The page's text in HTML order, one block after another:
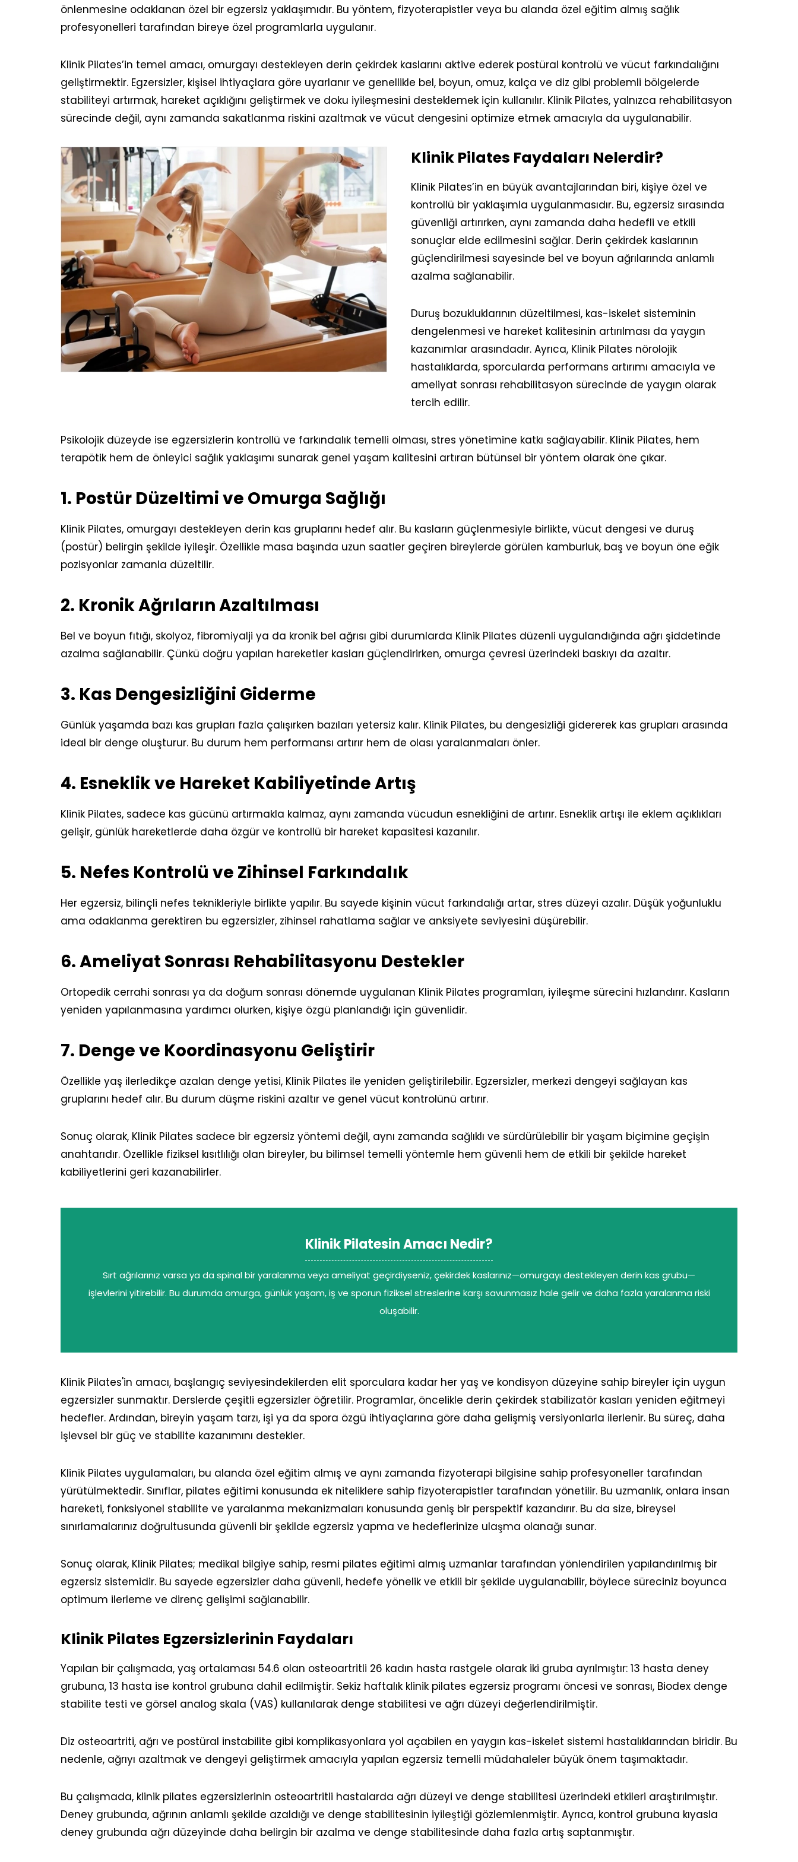
önlenmesine odaklanan özel bir egzersiz yaklaşımıdır. Bu yöntem, fizyoterapistler veya bu alanda özel eğitim almış sağlık
profesyonelleri tarafından bireye özel programlarla uygulanır.
Klinik Pilates’in temel amacı, omurgayı destekleyen derin çekirdek kaslarını aktive ederek postüral kontrolü ve vücut farkındalığını
geliştirmektir. Egzersizler, kişisel ihtiyaçlara göre uyarlanır ve genellikle bel, boyun, omuz, kalça ve diz gibi problemli bölgelerde
stabiliteyi artırmak, hareket açıklığını geliştirmek ve doku iyileşmesini desteklemek için kullanılır. Klinik Pilates, yalnızca rehabilitasyon
sürecinde değil, aynı zamanda sakatlanma riskini azaltmak ve vücut dengesini optimize etmek amacıyla da uygulanabilir.
Klinik Pilates Faydaları Nelerdir?
Klinik Pilates’in en büyük avantajlarından biri, kişiye özel ve
kontrollü bir yaklaşımla uygulanmasıdır. Bu, egzersiz sırasında
güvenliği artırırken, aynı zamanda daha hedefli ve etkili
sonuçlar elde edilmesini sağlar. Derin çekirdek kaslarının
güçlendirilmesi sayesinde bel ve boyun ağrılarında anlamlı
azalma sağlanabilir.
Duruş bozukluklarının düzeltilmesi, kas-iskelet sisteminin
dengelenmesi ve hareket kalitesinin artırılması da yaygın
kazanımlar arasındadır. Ayrıca, Klinik Pilates nörolojik
hastalıklarda, sporcularda performans artırımı amacıyla ve
ameliyat sonrası rehabilitasyon sürecinde de yaygın olarak
tercih edilir.
Psikolojik düzeyde ise egzersizlerin kontrollü ve farkındalık temelli olması, stres yönetimine katkı sağlayabilir. Klinik Pilates, hem
terapötik hem de önleyici sağlık yaklaşımı sunarak genel yaşam kalitesini artıran bütünsel bir yöntem olarak öne çıkar.
1. Postür Düzeltimi ve Omurga Sağlığı
Klinik Pilates, omurgayı destekleyen derin kas gruplarını hedef alır. Bu kasların güçlenmesiyle birlikte, vücut dengesi ve duruş
(postür) belirgin şekilde iyileşir. Özellikle masa başında uzun saatler geçiren bireylerde görülen kamburluk, baş ve boyun öne eğik
pozisyonlar zamanla düzeltilir.
2. Kronik Ağrıların Azaltılması
Bel ve boyun fıtığı, skolyoz, fibromiyalji ya da kronik bel ağrısı gibi durumlarda Klinik Pilates düzenli uygulandığında ağrı şiddetinde
azalma sağlanabilir. Çünkü doğru yapılan hareketler kasları güçlendirirken, omurga çevresi üzerindeki baskıyı da azaltır.
3. Kas Dengesizliğini Giderme
Günlük yaşamda bazı kas grupları fazla çalışırken bazıları yetersiz kalır. Klinik Pilates, bu dengesizliği gidererek kas grupları arasında
ideal bir denge oluşturur. Bu durum hem performansı artırır hem de olası yaralanmaları önler.
4. Esneklik ve Hareket Kabiliyetinde Artış
Klinik Pilates, sadece kas gücünü artırmakla kalmaz, aynı zamanda vücudun esnekliğini de artırır. Esneklik artışı ile eklem açıklıkları
gelişir, günlük hareketlerde daha özgür ve kontrollü bir hareket kapasitesi kazanılır.
5. Nefes Kontrolü ve Zihinsel Farkındalık
Her egzersiz, bilinçli nefes teknikleriyle birlikte yapılır. Bu sayede kişinin vücut farkındalığı artar, stres düzeyi azalır. Düşük yoğunluklu
ama odaklanma gerektiren bu egzersizler, zihinsel rahatlama sağlar ve anksiyete seviyesini düşürebilir.
6. Ameliyat Sonrası Rehabilitasyonu Destekler
Ortopedik cerrahi sonrası ya da doğum sonrası dönemde uygulanan Klinik Pilates programları, iyileşme sürecini hızlandırır. Kasların
yeniden yapılanmasına yardımcı olurken, kişiye özgü planlandığı için güvenlidir.
7. Denge ve Koordinasyonu Geliştirir
Özellikle yaş ilerledikçe azalan denge yetisi, Klinik Pilates ile yeniden geliştirilebilir. Egzersizler, merkezi dengeyi sağlayan kas
gruplarını hedef alır. Bu durum düşme riskini azaltır ve genel vücut kontrolünü artırır.
Sonuç olarak, Klinik Pilates sadece bir egzersiz yöntemi değil, aynı zamanda sağlıklı ve sürdürülebilir bir yaşam biçimine geçişin
anahtarıdır. Özellikle fiziksel kısıtlılığı olan bireyler, bu bilimsel temelli yöntemle hem güvenli hem de etkili bir şekilde hareket
kabiliyetlerini geri kazanabilirler.
Klinik Pilatesin Amacı Nedir?
Sırt ağrılarınız varsa ya da spinal bir yaralanma veya ameliyat geçirdiyseniz, çekirdek kaslarınız—omurgayı destekleyen derin kas grubu—
işlevlerini yitirebilir. Bu durumda omurga, günlük yaşam, iş ve sporun fiziksel streslerine karşı savunmasız hale gelir ve daha fazla yaralanma riski
oluşabilir.
Klinik Pilates'in amacı, başlangıç seviyesindekilerden elit sporculara kadar her yaş ve kondisyon düzeyine sahip bireyler için uygun
egzersizler sunmaktır. Derslerde çeşitli egzersizler öğretilir. Programlar, öncelikle derin çekirdek stabilizatör kasları yeniden eğitmeyi
hedefler. Ardından, bireyin yaşam tarzı, işi ya da spora özgü ihtiyaçlarına göre daha gelişmiş versiyonlarla ilerlenir. Bu süreç, daha
işlevsel bir güç ve stabilite kazanımını destekler.
Klinik Pilates uygulamaları, bu alanda özel eğitim almış ve aynı zamanda fizyoterapi bilgisine sahip profesyoneller tarafından
yürütülmektedir. Sınıflar, pilates eğitimi konusunda ek niteliklere sahip fizyoterapistler tarafından yönetilir. Bu uzmanlık, onlara insan
hareketi, fonksiyonel stabilite ve yaralanma mekanizmaları konusunda geniş bir perspektif kazandırır. Bu da size, bireysel
sınırlamalarınız doğrultusunda güvenli bir şekilde egzersiz yapma ve hedeflerinize ulaşma olanağı sunar.
Sonuç olarak, Klinik Pilates; medikal bilgiye sahip, resmi pilates eğitimi almış uzmanlar tarafından yönlendirilen yapılandırılmış bir
egzersiz sistemidir. Bu sayede egzersizler daha güvenli, hedefe yönelik ve etkili bir şekilde uygulanabilir, böylece süreciniz boyunca
optimum ilerleme ve direnç gelişimi sağlanabilir.
Klinik Pilates Egzersizlerinin Faydaları
Yapılan bir çalışmada, yaş ortalaması 54.6 olan osteoartritli 26 kadın hasta rastgele olarak iki gruba ayrılmıştır: 13 hasta deney
grubuna, 13 hasta ise kontrol grubuna dahil edilmiştir. Sekiz haftalık klinik pilates egzersiz programı öncesi ve sonrası, Biodex denge
stabilite testi ve görsel analog skala (VAS) kullanılarak denge stabilitesi ve ağrı düzeyi değerlendirilmiştir.
Diz osteoartriti, ağrı ve postüral instabilite gibi komplikasyonlara yol açabilen en yaygın kas-iskelet sistemi hastalıklarından biridir. Bu
nedenle, ağrıyı azaltmak ve dengeyi geliştirmek amacıyla yapılan egzersiz temelli müdahaleler büyük önem taşımaktadır.
Bu çalışmada, klinik pilates egzersizlerinin osteoartritli hastalarda ağrı düzeyi ve denge stabilitesi üzerindeki etkileri araştırılmıştır.
Deney grubunda, ağrının anlamlı şekilde azaldığı ve denge stabilitesinin iyileştiği gözlemlenmiştir. Ayrıca, kontrol grubuna kıyasla
deney grubunda ağrı düzeyinde daha belirgin bir azalma ve denge stabilitesinde daha fazla artış saptanmıştır.